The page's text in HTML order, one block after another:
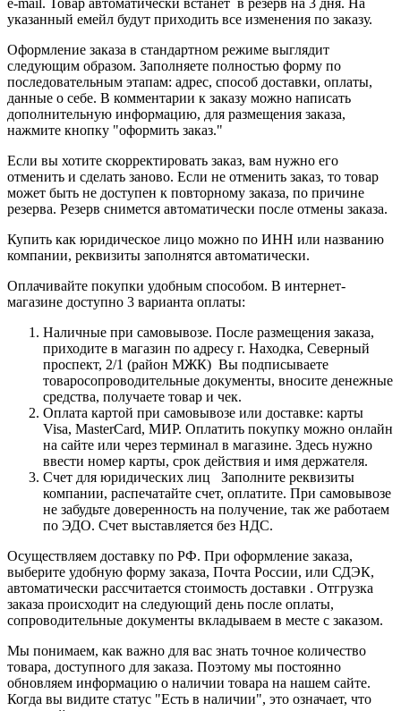
указанный емейл будут приходить все изменения по заказу.
Оформление заказа в стандартном режиме выглядит
следующим образом. Заполняете полностью форму по
последовательным этапам: адрес, способ доставки, оплаты,
данные о себе. В комментарии к заказу можно написать
дополнительную информацию, для размещения заказа,
нажмите кнопку "оформить заказ."
Если вы хотите скорректировать заказ, вам нужно его
отменить и сделать заново. Если не отменить заказ, то товар
может быть не доступен к повторному заказа, по причине
резерва. Резерв снимется автоматически после отмены заказа.
Купить как юридическое лицо можно по ИНН или названию
компании, реквизиты заполнятся автоматически.
Оплачивайте покупки удобным способом. В интернет-
магазине доступно 3 варианта оплаты:
Наличные при самовывозе. После размещения заказа,
приходите в магазин по адресу г. Находка, Северный
проспект, 2/1 (район МЖК) Вы подписываете
товаросопроводительные документы, вносите денежные
средства, получаете товар и чек.
Оплата картой при самовывозе или доставке: карты
Visa, MasterCard, МИР. Оплатить покупку можно онлайн
на сайте или через терминал в магазине. Здесь нужно
ввести номер карты, срок действия и имя держателя.
Счет для юридических лиц Заполните реквизиты
компании, распечатайте счет, оплатите. При самовывозе
не забудьте доверенность на получение, так же работаем
по ЭДО. Счет выставляется без НДС.
Осуществляем доставку по РФ. При оформление заказа,
выберите удобную форму заказа, Почта России, или СДЭК,
автоматически рассчитается стоимость доставки . Отгрузка
заказа происходит на следующий день после оплаты,
сопроводительные документы вкладываем в месте с заказом.
Мы понимаем, как важно для вас знать точное количество
товара, доступного для заказа. Поэтому мы постоянно
обновляем информацию о наличии товара на нашем сайте.
Когда вы видите статус "Есть в наличии", это означает, что